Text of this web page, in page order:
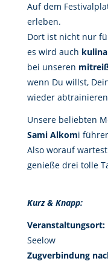
Auf dem
erleben.
Dort ist nicht nur
es wird auch
bei unseren
wenn Du willst,
wieder
Unsere beliebten
Sami Alkomi
Also worauf
genieße drei tolle
Kurz & Knapp:
Veranstaltungsort:
Seelow
Zugverbindung